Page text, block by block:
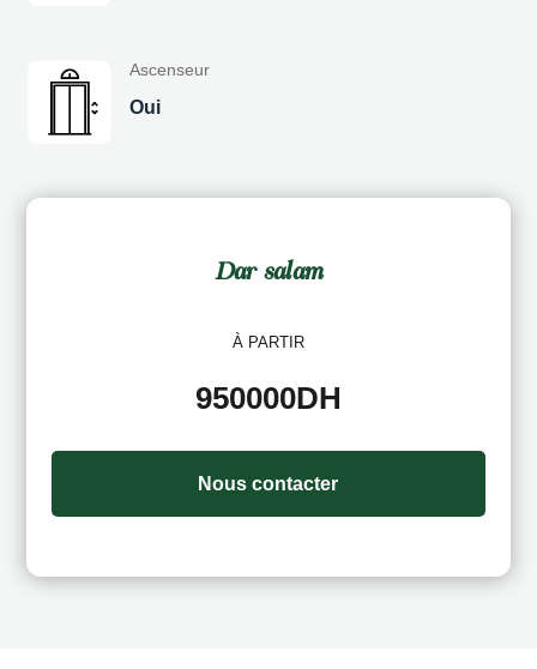
Ascenseur
Oui
Dar salam
À PARTIR
950000DH
Nous contacter